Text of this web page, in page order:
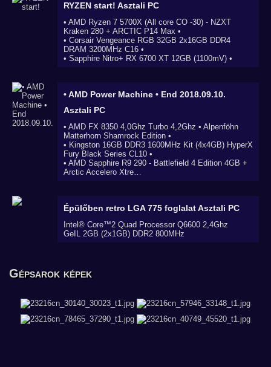
RYZEN start! Asztali PC
• AMD Ryzen 7 5700X (All core CO -30) - NZXT
Kraken 280 + ARCTIC P14 Max •
• Corsair Vengeance RGB 32GB 2x16GB DDR4
DRAM 3200MHz C16 •
• Sapphire Nitro+ RX 6700 XT 12GB (1100mV) •
• AMD Power Machine • End 2018.09.10.
Asztali PC
• AMD FX 8350 4,0Ghz Turbo 4,2Ghz • Alpenföhn
Matterhorn Shamrock Edition •
• Kingston 16GB DDR3 1600MHz Kit (4x4GB) HyperX
Fury Black Series CL10 •
• AMD Sapphire R9 290 - Battlefield 4 Edition 4GB +
Arctic Accelero Xtre…
Épülőben retro LGA 775 foglalatAsztali PC
Intel® Core™2 Quad Processor Q6600 2,4Ghz
GeIL 2GB (2x1GB) DDR2 800MHz
Gépsarok képek